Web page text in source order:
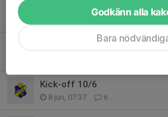
Värdegrund och spelarregler
Piteå Summer Games 26-28/6
Kick-off 10/6
8 jun, 07:37 6
Godkänn alla
Bara